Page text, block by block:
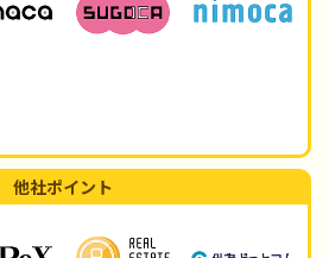
他社ポイント